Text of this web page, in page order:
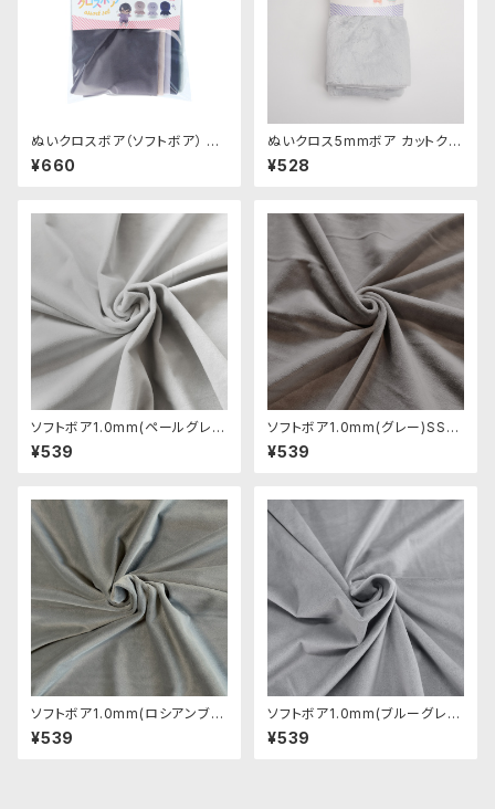
ぬいクロスボア（ソフトボア） ア
ソートセット（ニュアンスカラー）
｜清原株式会社
¥660
ぬいクロス5mmボア カットクロ
ス（パウダーグレー）｜清原株式
会社
¥528
ソフトボア1.0mm(ペールグレ
ー)SSB114 ぬいぐるみ用短毛
ボア生地 20cm
¥539
ソフトボア1.0mm(グレー)SSB1
13 ぬいぐるみ用短毛ボア生地 2
0cm
¥539
ソフトボア1.0mm(ロシアンブル
ーの体毛)SSB056 ぬいぐるみ
用短毛ボア生地 20cm
¥539
ソフトボア1.0mm(ブルーグレ
ー)SSB052 ぬいぐるみ用短毛
ボア生地 20cm
¥539